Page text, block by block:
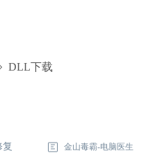
DLL下载
修复
金山毒霸-电脑医生